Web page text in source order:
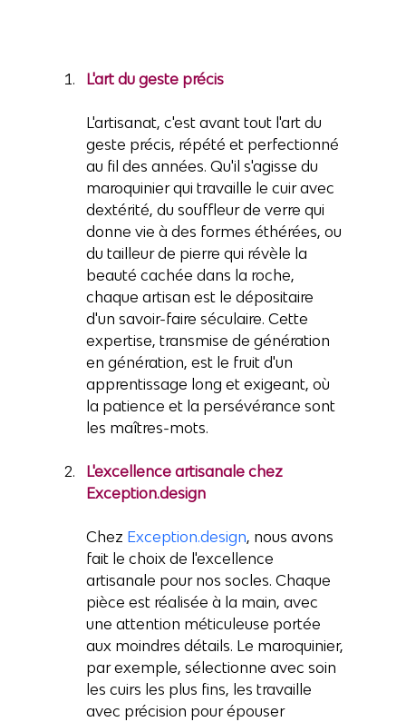
L'art du geste précis
L'artisanat, c'est avant tout l'art du
geste précis, répété et perfectionné
au fil des années. Qu'il s'agisse du
maroquinier qui travaille le cuir avec
dextérité, du souffleur de verre qui
donne vie à des formes éthérées, ou
du tailleur de pierre qui révèle la
beauté cachée dans la roche,
chaque artisan est le dépositaire
d'un savoir-faire séculaire. Cette
expertise, transmise de génération
en génération, est le fruit d'un
apprentissage long et exigeant, où
la patience et la persévérance sont
les maîtres-mots.
L'excellence artisanale chez
Exception.design
Chez Exception.design, nous avons
fait le choix de l'excellence
artisanale pour nos socles. Chaque
pièce est réalisée à la main, avec
une attention méticuleuse portée
aux moindres détails. Le maroquinier,
par exemple, sélectionne avec soin
les cuirs les plus fins, les travaille
avec précision pour épouser